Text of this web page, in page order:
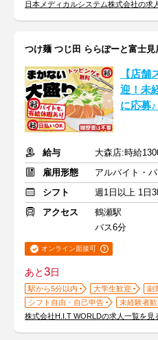
日本メディカルシステム株式会社の求
つけ麺 つじ田 ららぽーと富士見
【店舗
迎！未
に応募
給与
雇用形態
アルバイト・パ
シフト
週1日以上 1日
アクセス
鶴瀬駅
バス6分
オンライン面接可
あと3日
駅から5分以内 大学生歓迎
副
シフト自由・自己申告
未経験者歓
株式会社H.I.T WORLDの求人一覧を見